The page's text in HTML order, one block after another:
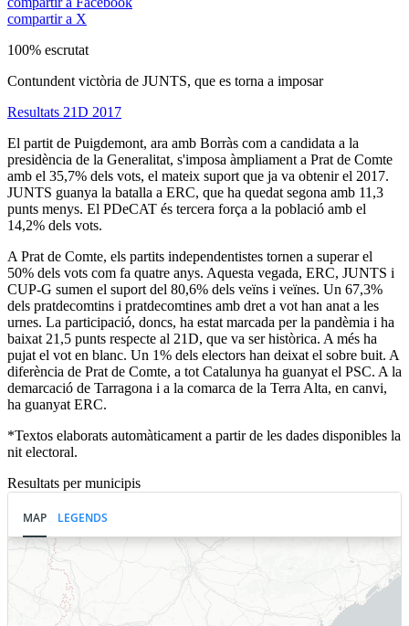
compartir a X
100% escrutat
Contundent victòria de JUNTS, que es torna a imposar
Resultats 21D 2017
El partit de Puigdemont, ara amb Borràs com a candidata a la
presidència de la Generalitat, s'imposa àmpliament a Prat de Comte
amb el 35,7% dels vots, el mateix suport que ja va obtenir el 2017.
JUNTS guanya la batalla a ERC, que ha quedat segona amb 11,3
punts menys. El PDeCAT és tercera força a la població amb el
14,2% dels vots.
A Prat de Comte, els partits independentistes tornen a superar el
50% dels vots com fa quatre anys. Aquesta vegada, ERC, JUNTS i
CUP-G sumen el suport del 80,6% dels veïns i veïnes. Un 67,3%
dels pratdecomtins i pratdecomtines amb dret a vot han anat a les
urnes. La participació, doncs, ha estat marcada per la pandèmia i ha
baixat 21,5 punts respecte al 21D, que va ser històrica. A més ha
pujat el vot en blanc. Un 1% dels electors han deixat el sobre buit. A
diferència de Prat de Comte, a tot Catalunya ha guanyat el PSC. A la
demarcació de Tarragona i a la comarca de la Terra Alta, en canvi,
ha guanyat ERC.
*Textos elaborats automàticament a partir de les dades disponibles la
nit electoral.
Resultats per municipis